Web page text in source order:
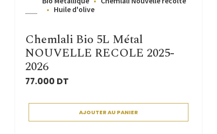
Huile d'olive
Chemlali Bio 5L Métal
NOUVELLE RECOLE 2025-
2026
77.000 DT
AJOUTER AU PANIER